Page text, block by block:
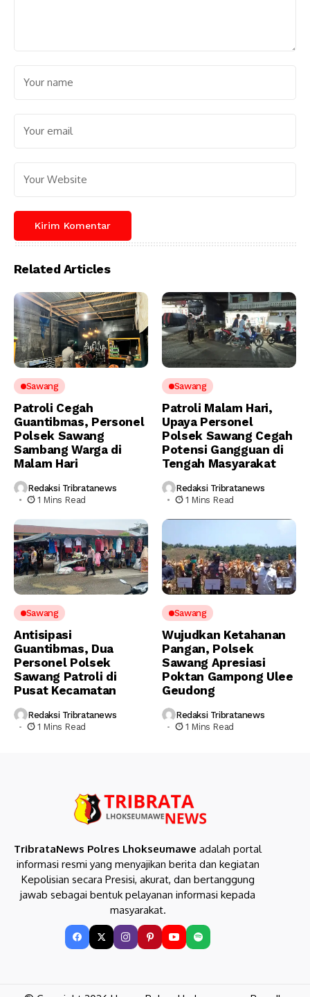
Related Articles
Sawang
Patroli Cegah
Guantibmas, Personel
Polsek Sawang
Sambang Warga di
Malam Hari
Redaksi Tribratanews
1 Mins Read
Sawang
Patroli Malam Hari,
Upaya Personel
Polsek Sawang Cegah
Potensi Gangguan di
Tengah Masyarakat
Redaksi Tribratanews
1 Mins Read
Sawang
Antisipasi
Guantibmas, Dua
Personel Polsek
Sawang Patroli di
Pusat Kecamatan
Redaksi Tribratanews
1 Mins Read
Sawang
Wujudkan Ketahanan
Pangan, Polsek
Sawang Apresiasi
Poktan Gampong Ulee
Geudong
Redaksi Tribratanews
1 Mins Read
TribrataNews Polres Lhokseumawe adalah portal
informasi resmi yang menyajikan berita dan kegiatan
Kepolisian secara Presisi, akurat, dan bertanggung
jawab sebagai bentuk pelayanan informasi kepada
masyarakat.